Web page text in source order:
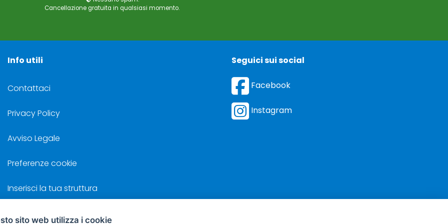
Cancellazione gratuita in qualsiasi momento.
Info utili
Contattaci
Privacy Policy
Avviso Legale
Preferenze cookie
Inserisci la tua struttura
Seguici sui social
Facebook
Instagram
sito web utilizza i cookie